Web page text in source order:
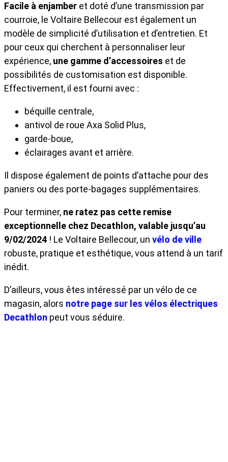
Facile à enjamber et doté d’une transmission par
courroie, le Voltaire Bellecour est également un
modèle de simplicité d’utilisation et d’entretien. Et
pour ceux qui cherchent à personnaliser leur
expérience, une gamme d’accessoires et de
possibilités de customisation est disponible.
Effectivement, il est fourni avec :
béquille centrale,
antivol de roue Axa Solid Plus,
garde-boue,
éclairages avant et arrière.
Il dispose également de points d’attache pour des
paniers ou des porte-bagages supplémentaires.
Pour terminer, ne ratez pas cette remise
exceptionnelle chez Decathlon, valable jusqu’au
9/02/2024 ! Le Voltaire Bellecour, un vélo de ville
robuste, pratique et esthétique, vous attend à un tarif
inédit.
D’ailleurs, vous êtes intéressé par un vélo de ce
magasin, alors notre page sur les vélos électriques
Decathlon peut vous séduire.